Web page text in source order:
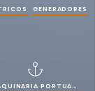
GENERADORES
MAQUINARIA PORTUARIA